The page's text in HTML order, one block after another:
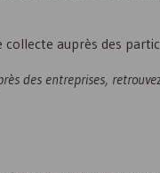
auprès des
des entreprises,